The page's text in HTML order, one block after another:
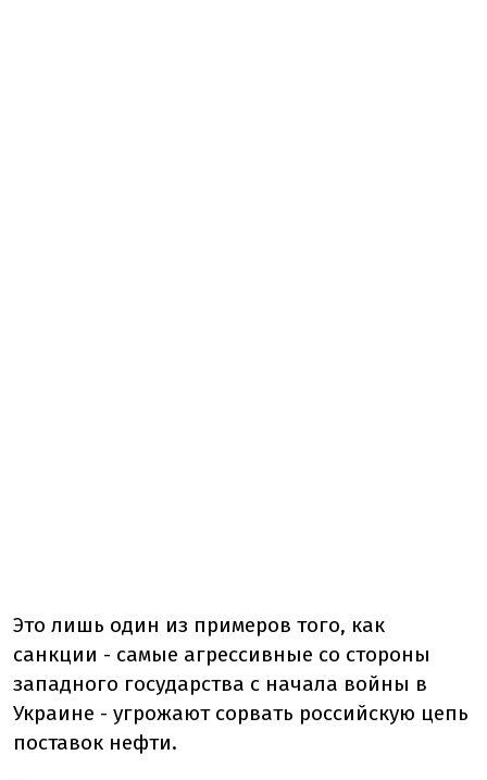
Это лишь один из примеров того, как
санкции - самые агрессивные со стороны
западного государства с начала войны в
Украине - угрожают сорвать российскую цепь
поставок нефти.